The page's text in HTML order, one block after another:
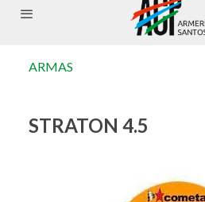
ARMAS
STRATON 4.5